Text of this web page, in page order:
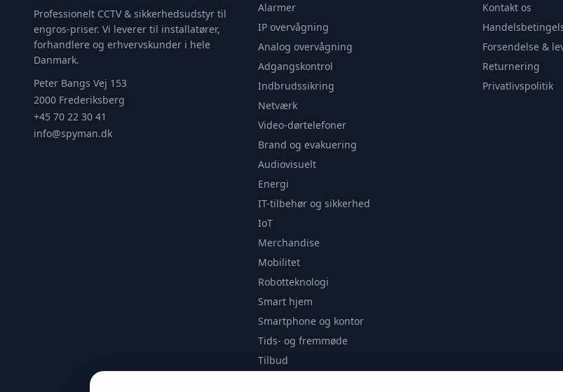
Professionelt CCTV & sikkerhedsudstyr til
engros-priser. Vi leverer til installatører,
forhandlere og erhvervskunder i hele
Danmark.
Peter Bangs Vej 153
2000 Frederiksberg
+45 70 22 30 41
info@spyman.dk
Alarmer
IP overvågning
Analog overvågning
Adgangskontrol
Indbrudssikring
Netværk
Video-dørtelefoner
Brand og evakuering
Audiovisuelt
Energi
IT-tilbehør og sikkerhed
IoT
Merchandise
Mobilitet
Robotteknologi
Smart hjem
Smartphone og kontor
Tids- og fremmøde
Tilbud
Kontakt os
Forsendelse &
Returnering
Privatlivspolitik